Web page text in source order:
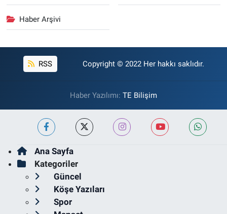
Haber Arşivi
RSS Copyright © 2022 Her hakkı saklıdır.
Haber Yazılımı: TE Bilişim
Ana Sayfa
Kategoriler
Güncel
Köşe Yazıları
Spor